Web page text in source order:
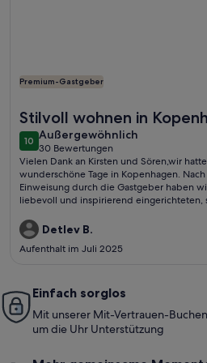
Premium-Gastgeber
Stilvoll wohnen in
1010 von 10
Außergewöhnlich
außergewöhnlich
30 Bewertungen
(30
bewertungen)
Vielen Dank an Kirsten und Sören,wir
wunderschöne Tage in Kopenhagen.
Einweisung durch die Gastgeber haben
liebevoll und inspirierend eingerichteten,
wieder!Detlev und Eike
Detlev B.
Aufenthalt im Juli 2025
Einfach sorglos
Mit unserer Mit-Vertrauen-
um die Uhr Unterstützung